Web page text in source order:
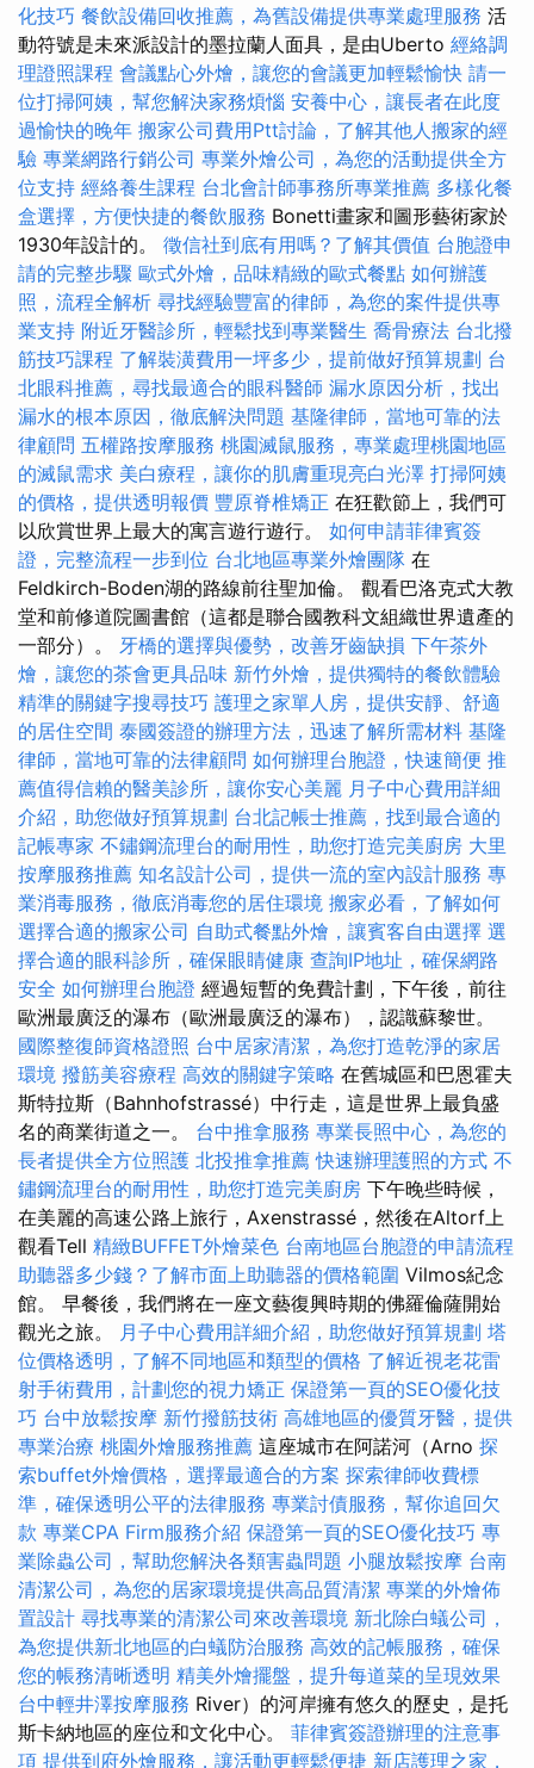
化技巧 餐飲設備回收推薦，為舊設備提供專業處理服務 活
動符號是未來派設計的墨拉蘭人面具，是由Uberto 經絡調
理證照課程 會議點心外燴，讓您的會議更加輕鬆愉快 請一
位打掃阿姨，幫您解決家務煩惱 安養中心，讓長者在此度
過愉快的晚年 搬家公司費用Ptt討論，了解其他人搬家的經
驗 專業網路行銷公司 專業外燴公司，為您的活動提供全方
位支持 經絡養生課程 台北會計師事務所專業推薦 多樣化餐
盒選擇，方便快捷的餐飲服務 Bonetti畫家和圖形藝術家於
1930年設計的。 徵信社到底有用嗎？了解其價值 台胞證申
請的完整步驟 歐式外燴，品味精緻的歐式餐點 如何辦護
照，流程全解析 尋找經驗豐富的律師，為您的案件提供專
業支持 附近牙醫診所，輕鬆找到專業醫生 喬骨療法 台北撥
筋技巧課程 了解裝潢費用一坪多少，提前做好預算規劃 台
北眼科推薦，尋找最適合的眼科醫師 漏水原因分析，找出
漏水的根本原因，徹底解決問題 基隆律師，當地可靠的法
律顧問 五權路按摩服務 桃園滅鼠服務，專業處理桃園地區
的滅鼠需求 美白療程，讓你的肌膚重現亮白光澤 打掃阿姨
的價格，提供透明報價 豐原脊椎矯正 在狂歡節上，我們可
以欣賞世界上最大的寓言遊行遊行。 如何申請菲律賓簽
證，完整流程一步到位 台北地區專業外燴團隊 在
Feldkirch-Boden湖的路線前往聖加倫。 觀看巴洛克式大教
堂和前修道院圖書館（這都是聯合國教科文組織世界遺產的
一部分）。 牙橋的選擇與優勢，改善牙齒缺損 下午茶外
燴，讓您的茶會更具品味 新竹外燴，提供獨特的餐飲體驗
精準的關鍵字搜尋技巧 護理之家單人房，提供安靜、舒適
的居住空間 泰國簽證的辦理方法，迅速了解所需材料 基隆
律師，當地可靠的法律顧問 如何辦理台胞證，快速簡便 推
薦值得信賴的醫美診所，讓你安心美麗 月子中心費用詳細
介紹，助您做好預算規劃 台北記帳士推薦，找到最合適的
記帳專家 不鏽鋼流理台的耐用性，助您打造完美廚房 大里
按摩服務推薦 知名設計公司，提供一流的室內設計服務 專
業消毒服務，徹底消毒您的居住環境 搬家必看，了解如何
選擇合適的搬家公司 自助式餐點外燴，讓賓客自由選擇 選
擇合適的眼科診所，確保眼睛健康 查詢IP地址，確保網路
安全 如何辦理台胞證 經過短暫的免費計劃，下午後，前往
歐洲最廣泛的瀑布（歐洲最廣泛的瀑布），認識蘇黎世。
國際整復師資格證照 台中居家清潔，為您打造乾淨的家居
環境 撥筋美容療程 高效的關鍵字策略 在舊城區和巴恩霍夫
斯特拉斯（Bahnhofstrassé）中行走，這是世界上最負盛
名的商業街道之一。 台中推拿服務 專業長照中心，為您的
長者提供全方位照護 北投推拿推薦 快速辦理護照的方式 不
鏽鋼流理台的耐用性，助您打造完美廚房 下午晚些時候，
在美麗的高速公路上旅行，Axenstrassé，然後在Altorf上
觀看Tell 精緻BUFFET外燴菜色 台南地區台胞證的申請流程
助聽器多少錢？了解市面上助聽器的價格範圍 Vilmos紀念
館。 早餐後，我們將在一座文藝復興時期的佛羅倫薩開始
觀光之旅。 月子中心費用詳細介紹，助您做好預算規劃 塔
位價格透明，了解不同地區和類型的價格 了解近視老花雷
射手術費用，計劃您的視力矯正 保證第一頁的SEO優化技
巧 台中放鬆按摩 新竹撥筋技術 高雄地區的優質牙醫，提供
專業治療 桃園外燴服務推薦 這座城市在阿諾河（Arno 探
索buffet外燴價格，選擇最適合的方案 探索律師收費標
準，確保透明公平的法律服務 專業討債服務，幫你追回欠
款 專業CPA Firm服務介紹 保證第一頁的SEO優化技巧 專
業除蟲公司，幫助您解決各類害蟲問題 小腿放鬆按摩 台南
清潔公司，為您的居家環境提供高品質清潔 專業的外燴佈
置設計 尋找專業的清潔公司來改善環境 新北除白蟻公司，
為您提供新北地區的白蟻防治服務 高效的記帳服務，確保
您的帳務清晰透明 精美外燴擺盤，提升每道菜的呈現效果
台中輕井澤按摩服務 River）的河岸擁有悠久的歷史，是托
斯卡納地區的座位和文化中心。 菲律賓簽證辦理的注意事
項 提供到府外燴服務，讓活動更輕鬆便捷 新店護理之家，